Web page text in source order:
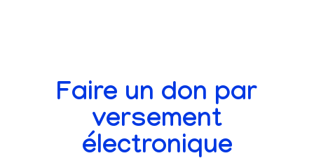
Faire un don par
versement
électronique